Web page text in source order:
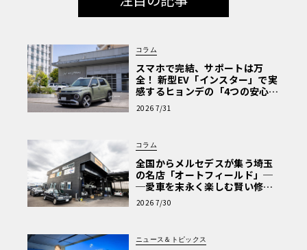
コラム
スマホで完結、サポートは万
全！ 新型EV「インスター」で実
感するヒョンデの「4つの安心」
【第1回・ヒョンデ6つの疑問：
Why? Hyundai?】〈PR〉
2026 7/31
コラム
全国からメルセデスが集う埼玉
の名店「オートフィールド」─
─愛車を末永く楽しむ賢い修理
術と、プロがフックス製オイル
を選ぶ理由〈PR〉
2026 7/30
ニュース＆トピックス